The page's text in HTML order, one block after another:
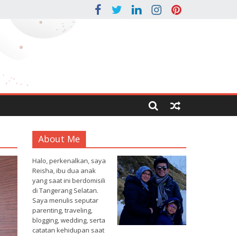
About Me
Halo, perkenalkan, saya
Reisha, ibu dua anak
yang saat ini berdomisili
di Tangerang Selatan.
Saya menulis seputar
parenting, traveling,
blogging, wedding, serta
catatan kehidupan saat